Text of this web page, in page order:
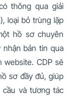
thông qua giải
loại bỏ trùng lặp
hồ sơ chuyên
bản tin qua
website. CDP sẽ
sơ đầy đủ, giúp
và tương tác